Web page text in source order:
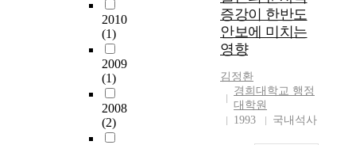
2010
(1)
2009
(1)
2008
(2)
事犯도 급격히 증가하
면서 濫用階層도 과거
에는 연예인, 윤락녀,
위안부이었던 것이 가
정주부, 학생, 운전기
사, 농어민 뿐만아니
라 의사, 약사들의 남
용도 눈에 띄게 늘어
증강이 한반도
안보에 미치는
영향
김정환
경희대학교 행정
대학원
1993
국내석사